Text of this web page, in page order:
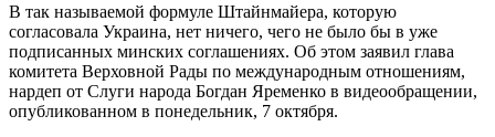
В так называемой формуле Штайнмайера, которую
согласовала Украина, нет ничего, чего не было бы в уже
подписанных минских соглашениях. Об этом заявил глава
комитета Верховной Рады по международным отношениям,
нардеп от Слуги народа Богдан Яременко в видеообращении,
опубликованном в понедельник, 7 октября.